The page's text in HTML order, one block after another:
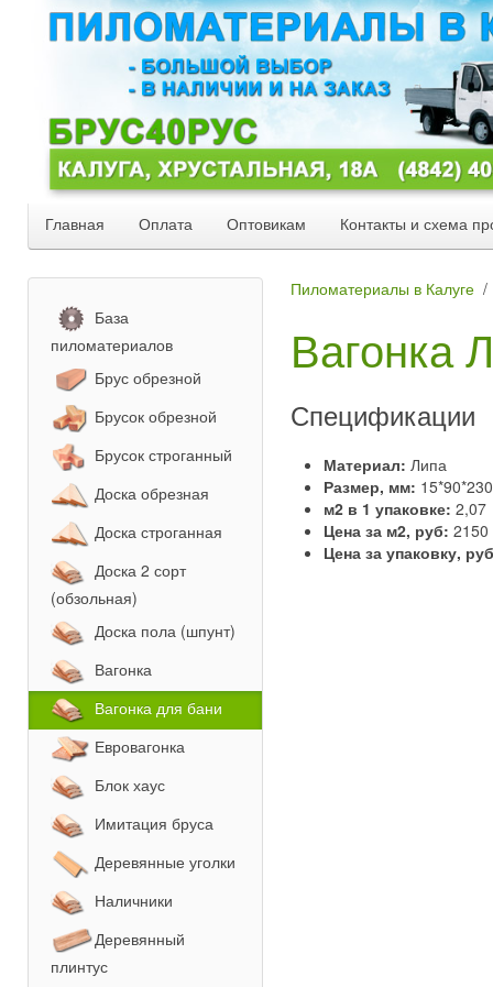
Главная Оплата Оптовикам Контакты и схема
Пиломатериалы в Калуге
Вагонка
Спецификации
Материал: Липа
Размер, мм:
м2 в 1 упаковке: 2,07
Цена за м2, руб: 2150
Цена за упаковку,
База
пиломатериалов
Брус обрезной
Брусок обрезной
Брусок строганный
Доска обрезная
Доска строганная
Доска 2 сорт
(обзольная)
Доска пола (шпунт)
Вагонка
Вагонка для бани
Евровагонка
Блок хаус
Имитация бруса
Деревянные уголки
Наличники
Деревянный
плинтус